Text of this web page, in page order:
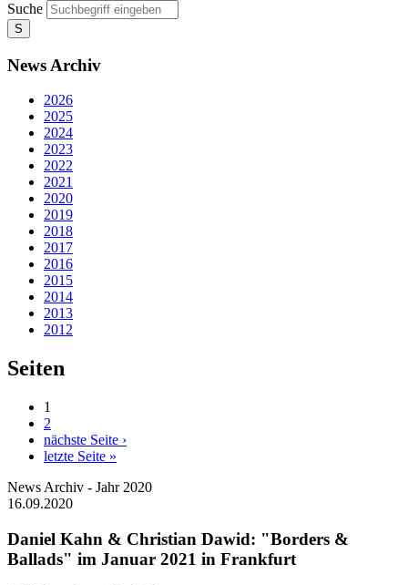
Suche
News Archiv
2026
2025
2024
2023
2022
2021
2020
2019
2018
2017
2016
2015
2014
2013
2012
Seiten
1
2
nächste Seite ›
letzte Seite »
News Archiv - Jahr 2020
16.09.2020
Daniel Kahn & Christian Dawid: "Borders &
Ballads" im Januar 2021 in Frankfurt